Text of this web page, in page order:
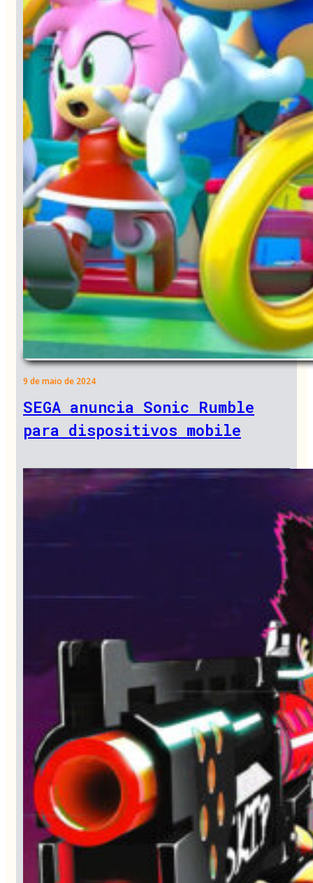
9 de maio de 2024
SEGA anuncia Sonic Rumble
para dispositivos mobile